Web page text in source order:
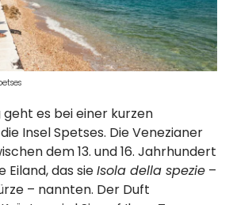
es bei einer kurzen
Insel Spetses. Die Venezianer
dem 13. und 16. Jahrhundert
Eiland, das sieIsola della spezie –
– nannten. Der Duft